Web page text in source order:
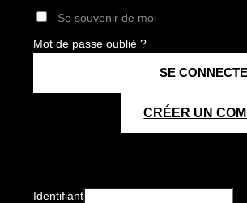
Se souvenir de moi
Mot de passe oublié ?
CRÉER UN
Identifiant